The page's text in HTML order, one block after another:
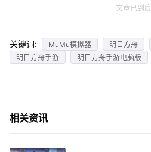
文章已到底
关键词: MuMu模拟器 明日方舟
明日方舟手游
明日方舟手游电脑版
相关资讯